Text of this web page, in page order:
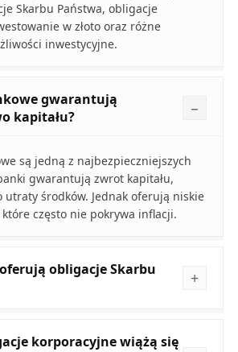
Skarbu Państwa, obligacje
w złoto oraz różne
inwestycyjne.
gwarantują
kapitału?
są jedną z najbezpieczniejszych
gwarantują zwrot kapitału,
utraty środków. Jednak oferują niskie
często nie pokrywa inflacji.
obligacje Skarbu
korporacyjne wiążą się